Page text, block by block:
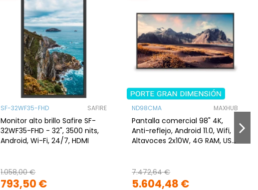
SF-32WF35-FHD SAFIRE
Monitor alto brillo Safire SF-
32WF35-FHD - 32", 3500 nits,
Android, Wi-Fi, 24/7, HDMI
793,50 €
1.058,00 €
ND98CMA MAXHUB
Pantalla comercial 98" 4K,
Anti-reflejo, Android 11.0, Wifi,
Altavoces 2x10W, 4G RAM, USB
5.604,48 €
7.472,64 €